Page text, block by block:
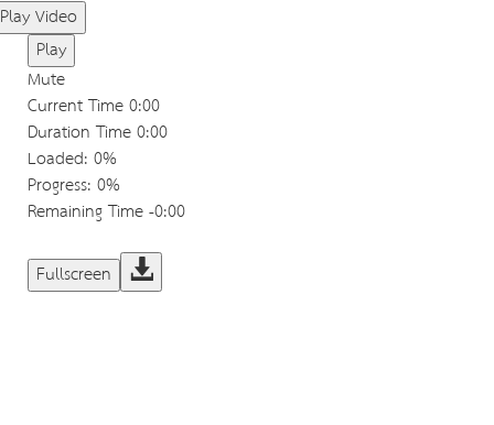
Play Video
Play
Mute
Current Time0:00
Duration Time0:00
Loaded: 0%
Progress: 0%
Remaining Time-0:00
Fullscreen